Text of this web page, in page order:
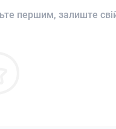
першим, залиште